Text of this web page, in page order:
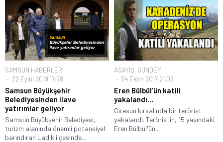
SAMSUN HABERLERİ
22 Eylül 2019 17:58
Samsun Büyükşehir
Belediyesinden ilave
yatırımlar geliyor
Samsun Büyükşehir Belediyesi,
turizm alanında önemli potansiyel
barındıran Ladik ilçesinde...
ASAYİŞ, GÜNDEM
24 Ekim 2017 21:06
Eren Bülbül’ün katili
yakalandı…
Giresun kırsalında bir terörist
yakalandı. Teröristin, 15 yaşındaki
Eren Bülbül'ün...